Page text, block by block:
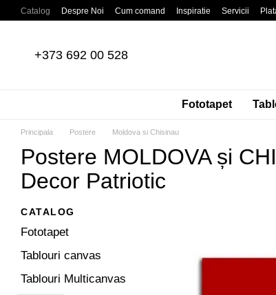
Mergi la conținutul principal
Catalog Despre Noi Cum comand Inspiratie Servicii
+373 692 00 528
Fototapet
Principala Postere Moldova si Chisinau
Postere MOLDOVA și
Decor Patriotic
CATALOG
Fototapet
Tablouri canvas
Tablouri Multicanvas